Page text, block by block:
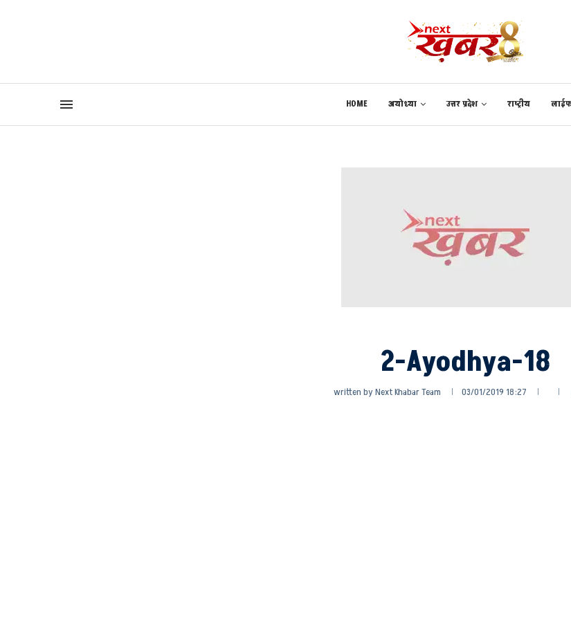
HOME अयोध्या उत्तर प्रदेश राष्ट्रीय
2-Ayodhya-18
written byNext Khabar Team 03/01/2019 18:27